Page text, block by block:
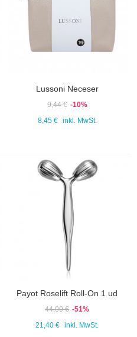
Lussoni Neceser
9,44 € -10%
8,45 € inkl. MwSt.
Payot Roselift Roll-On 1 ud
44,00 € -51%
21,40 €
inkl. MwSt.